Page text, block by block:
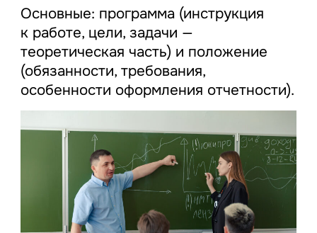
Основные: программа (инструкция
к работе, цели, задачи —
теоретическая часть) и положение
(обязанности, требования,
особенности оформления отчетности).